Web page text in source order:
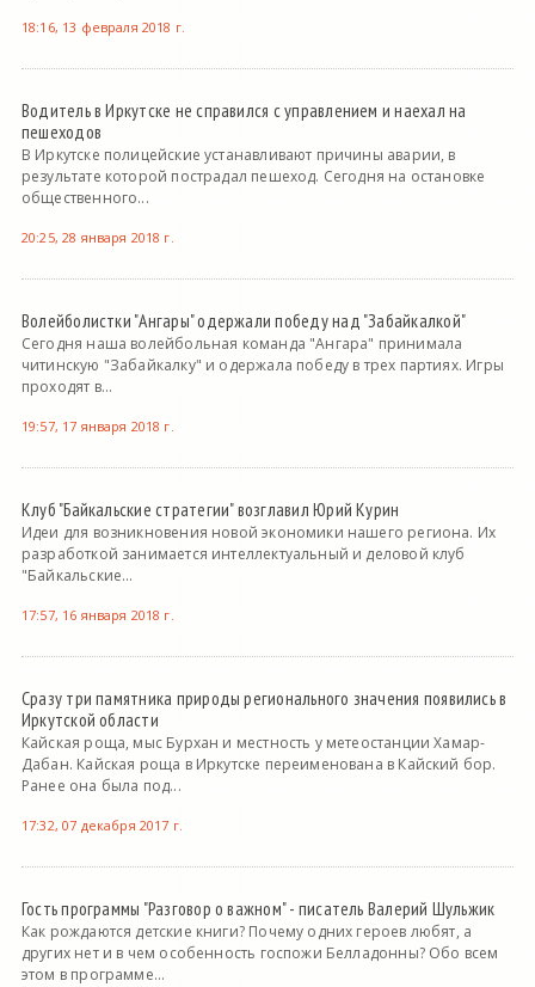
18:16, 13 февраля 2018 г.
Водитель в Иркутске не справился с управлением и наехал на
пешеходов
В Иркутске полицейские устанавливают причины аварии, в
результате которой пострадал пешеход. Сегодня на остановке
общественного...
20:25, 28 января 2018 г.
Волейболистки "Ангары" одержали победу над "Забайкалкой"
Сегодня наша волейбольная команда "Ангара" принимала
читинскую "Забайкалку" и одержала победу в трех партиях. Игры
проходят в...
19:57, 17 января 2018 г.
Клуб "Байкальские стратегии" возглавил Юрий Курин
Идеи для возникновения новой экономики нашего региона. Их
разработкой занимается интеллектуальный и деловой клуб
"Байкальские...
17:57, 16 января 2018 г.
Сразу три памятника природы регионального значения появились в
Иркутской области
Кайская роща, мыс Бурхан и местность у метеостанции Хамар-
Дабан. Кайская роща в Иркутске переименована в Кайский бор.
Ранее она была под...
17:32, 07 декабря 2017 г.
Гость программы "Разговор о важном" - писатель Валерий Шульжик
Как рождаются детские книги? Почему одних героев любят, а
других нет и в чем особенность госпожи Белладонны? Обо всем
этом в программе...